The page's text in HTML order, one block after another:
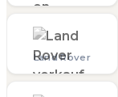
Land Rover